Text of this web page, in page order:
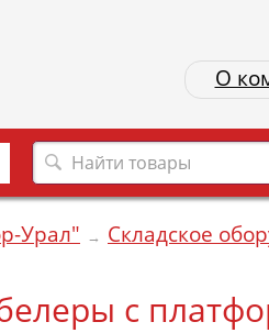
О
Урал" → Складское
с